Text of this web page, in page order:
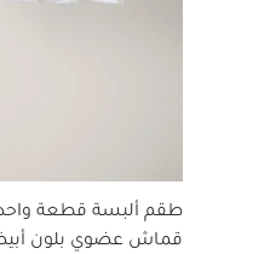
طقم ألبسة قطعة
قماش عضوي بلون أبيض -